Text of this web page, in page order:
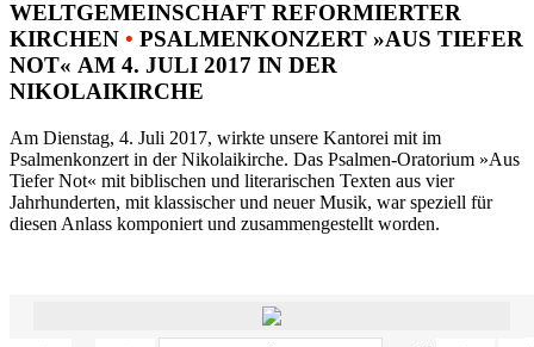
WELTGEMEINSCHAFT REFORMIERTER
KIRCHEN • PSALMENKONZERT »AUS TIEFER
NOT« AM 4. JULI 2017 IN DER
NIKOLAIKIRCHE
Am Dienstag, 4. Juli 2017, wirkte unsere Kantorei mit im
Psalmenkonzert in der Nikolaikirche. Das Psalmen-Oratorium »Aus
Tiefer Not« mit biblischen und literarischen Texten aus vier
Jahrhunderten, mit klassischer und neuer Musik, war speziell für
diesen Anlass komponiert und zusammengestellt worden.